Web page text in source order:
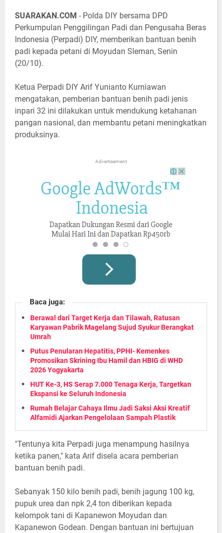
SUARAKAN.COM - Polda DIY bersama DPD
Perkumpulan Penggilingan Padi dan Pengusaha Beras
Indonesia (Perpadi) DIY, memberikan bantuan benih
padi kepada petani di Moyudan Sleman, Senin
(20/10).
Ketua Perpadi DIY Arif Yunianto Kurniawan
mengatakan, pemberian bantuan benih padi jenis
inpari 32 ini dilakukan untuk mendukung ketahanan
pangan nasional, dan membantu petani meningkatkan
produksinya.
Advertisement
Baca juga:
Berawal dari Target Kerja dan Tilawah, Ratusan
Karyawan Pabrik Magelang Sujud Syukur Berangkat
Umrah
Putus Penularan Hepatitis, PPHI- Kemenkes
Promosikan Skrining Ibu Hamil dan HBIG di WHD
2026 Yogyakarta
HUT Ke-3, HS Serap 7.000 Tenaga Kerja, Targetkan
Ekspansi ke Seluruh Indonesia
Rumah Belajar Cahaya Ilmu Jadi Saksi Aksi Kreatif
Alfamidi Ajarkan Pengelolaan Sampah Plastik
"Tentunya kita Perpadi juga menampung hasilnya
ketika panen," kata Arif disela acara pemberian
bantuan benih padi.
Sebanyak 150 kilo benih padi, benih jagung 100 kg,
pupuk urea dan npk 2,4 ton diberikan kepada
kelompok tani di Kapanewon Moyudan dan
Kapanewon Godean. Dengan bantuan ini bertujuan